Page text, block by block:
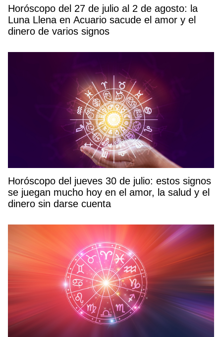
Horóscopo del 27 de julio al 2 de agosto: la
Luna Llena en Acuario sacude el amor y el
dinero de varios signos
Horóscopo del jueves 30 de julio: estos signos
se juegan mucho hoy en el amor, la salud y el
dinero sin darse cuenta